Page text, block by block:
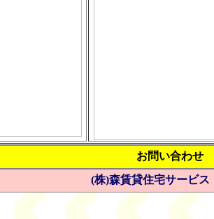
お問い合わせ
(株)森賃貸住宅サービス